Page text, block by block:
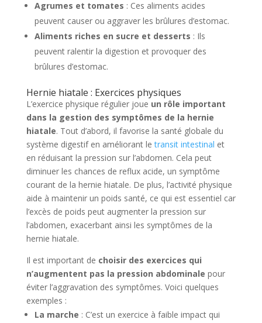
Agrumes et tomates : Ces aliments acides
peuvent causer ou aggraver les brûlures d’estomac.
Aliments riches en sucre et desserts : Ils
peuvent ralentir la digestion et provoquer des
brûlures d’estomac.
Hernie hiatale : Exercices physiques
L’exercice physique régulier joue un rôle important
dans la gestion des symptômes de la hernie
hiatale. Tout d’abord, il favorise la santé globale du
système digestif en améliorant letransit intestinal et
en réduisant la pression sur l’abdomen. Cela peut
diminuer les chances de reflux acide, un symptôme
courant de la hernie hiatale. De plus, l’activité physique
aide à maintenir un poids santé, ce qui est essentiel car
l’excès de poids peut augmenter la pression sur
l’abdomen, exacerbant ainsi les symptômes de la
hernie hiatale.
Il est important de choisir des exercices qui
n’augmentent pas la pression abdominale pour
éviter l’aggravation des symptômes. Voici quelques
exemples :
La marche : C’est un exercice à faible impact qui